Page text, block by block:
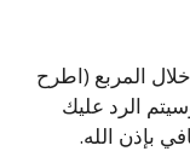
المربع (اطرح
الرد عليك
بإذن الله.